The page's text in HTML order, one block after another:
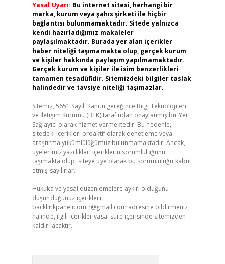
Yasal Uyarı: Bu internet sitesi, herhangi bir
marka, kurum veya şahıs şirketi ile hiçbir
bağlantısı bulunmamaktadır. Sitede yalnızca
kendi hazırladığımız makaleler
paylaşılmaktadır. Burada yer alan içerikler
haber niteliği taşımamakta olup, gerçek kurum
ve kişiler hakkında paylaşım yapılmamaktadır.
Gerçek kurum ve kişiler ile isim benzerlikleri
tamamen tesadüfidir. Sitemizdeki bilgiler taslak
halindedir ve tavsiye niteliği taşımazlar.
Sitemiz, 5651 Sayılı Kanun gereğince Bilgi Teknolojileri
ve İletişim Kurumu (BTK) tarafından onaylanmış bir Yer
Sağlayıcı olarak hizmet vermektedir. Bu nedenle,
sitedeki içerikleri proaktif olarak denetleme veya
araştırma yükümlülüğümüz bulunmamaktadır. Ancak,
üyelerimiz yazdıkları içeriklerin sorumluluğunu
taşımakta olup, siteye üye olarak bu sorumluluğu kabul
etmiş sayılırlar.
Hukuka ve yasal düzenlemelere aykırı olduğunu
düşündüğünüz içerikleri,
backlinkpanelicomtr@gmail.com adresine bildirmeniz
halinde, ilgili içerikler yasal süre içerisinde sitemizden
kaldırılacaktır.